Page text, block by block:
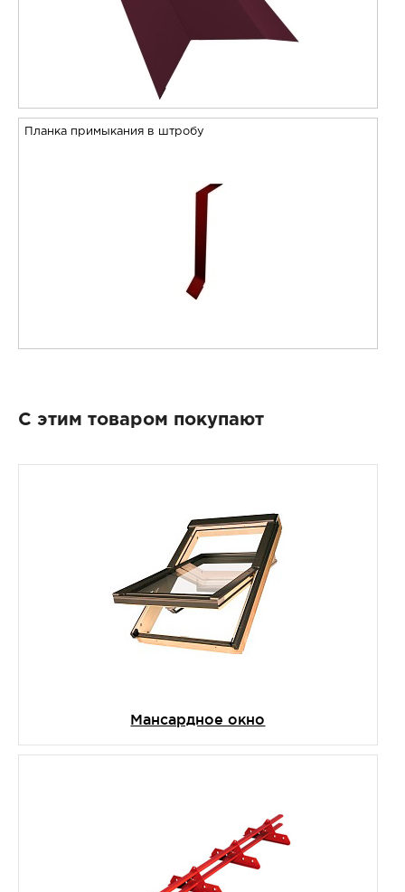
Планка примыкания в штробу
С этим товаром покупают
Мансардное окно